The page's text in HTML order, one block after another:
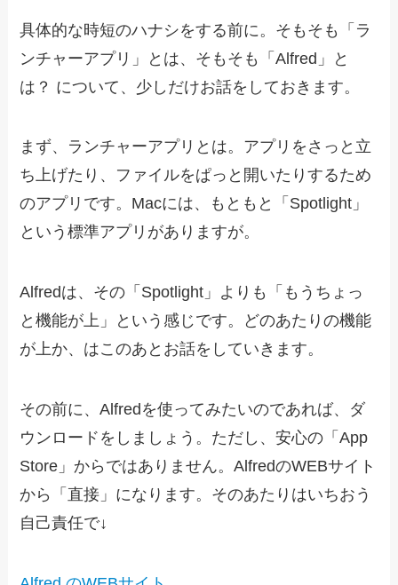
具体的な時短のハナシをする前に。そもそも「ラ
ンチャーアプリ」とは、そもそも「Alfred」と
は？ について、少しだけお話をしておきます。
まず、ランチャーアプリとは。アプリをさっと立
ち上げたり、ファイルをぱっと開いたりするため
のアプリです。Macには、もともと「Spotlight」
という標準アプリがありますが。
Alfredは、その「Spotlight」よりも「もうちょっ
と機能が上」という感じです。どのあたりの機能
が上か、はこのあとお話をしていきます。
その前に、Alfredを使ってみたいのであれば、ダ
ウンロードをしましょう。ただし、安心の「App
Store」からではありません。AlfredのWEBサイト
から「直接」になります。そのあたりはいちおう
自己責任で↓